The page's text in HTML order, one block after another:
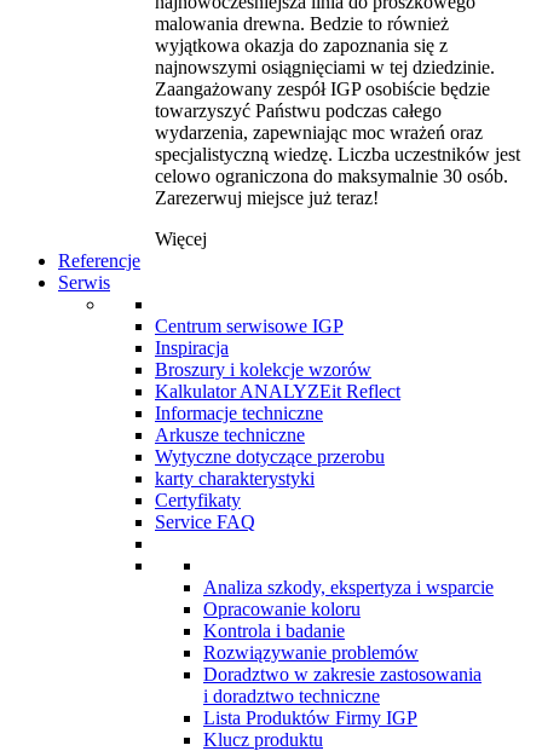
malowania drewna. Bedzie to również
wyjątkowa okazja do zapoznania się z
najnowszymi osiągnięciami w tej dziedzinie.
Zaangażowany zespół IGP osobiście będzie
towarzyszyć Państwu podczas całego
wydarzenia, zapewniając moc wrażeń oraz
specjalistyczną wiedzę. Liczba uczestników jest
celowo ograniczona do maksymalnie 30 osób.
Zarezerwuj miejsce już teraz!
Więcej
Referencje
Serwis
Centrum serwisowe IGP
Inspiracja
Broszury i kolekcje wzorów
Kalkulator ANALYZEit Reflect
Informacje techniczne
Arkusze techniczne
Wytyczne dotyczące przerobu
karty charakterystyki
Certyfikaty
Service FAQ
Analiza szkody, ekspertyza i wsparcie
Opracowanie koloru
Kontrola i badanie
Rozwiązywanie problemów
Doradztwo w zakresie zastosowania
i doradztwo techniczne
Lista Produktów Firmy IGP
Klucz produktu